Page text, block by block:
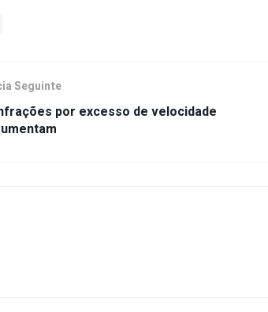
Seguinte
por excesso de velocidade